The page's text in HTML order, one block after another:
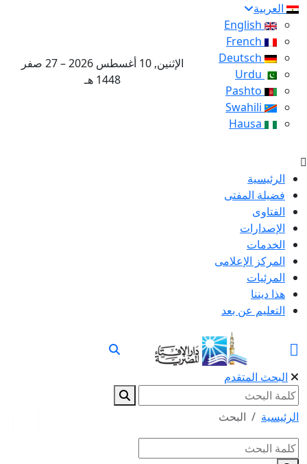
العربية
الإثنين, 10 أغسطس 2026 – 27 صفر
1448 هـ
الرئيسية
فضيلة المفتى
الفتاوى
الإصدارات
الخدمات
المركز الإعلامى
المرئيات
هذا ديننا
التعليم عن بعد
البحث المتقدم
الرئيسية البحث